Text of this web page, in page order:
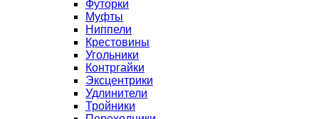
Футорки
Муфты
Ниппели
Крестовины
Угольники
Контргайки
Эксцентрики
Удлинители
Тройники